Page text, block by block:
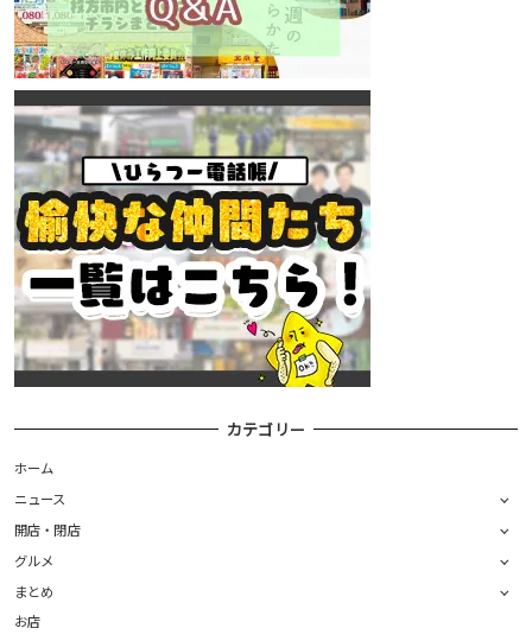
カテゴリー
ホーム
ニュース
開店・閉店
グルメ
まとめ
お店